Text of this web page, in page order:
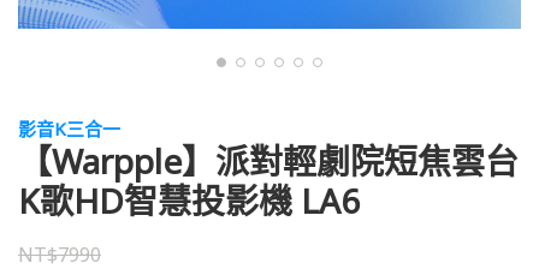
影音K三合一
【Warpple】派對輕劇院短焦雲台
K歌HD智慧投影機 LA6
NT$7990